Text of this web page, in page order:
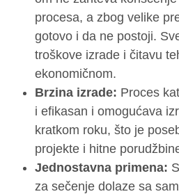
procesa, a zbog velike
gotovo i da ne postoji.
troškove izrade i čitavu
ekonomičnom.
Brzina izrade: Proces
i efikasan i omogućava
kratkom roku, što je
projekte i hitne
Jednostavna primena:
za sečenje dolaze sa